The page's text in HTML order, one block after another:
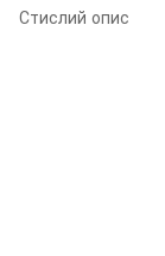
Стислий опис